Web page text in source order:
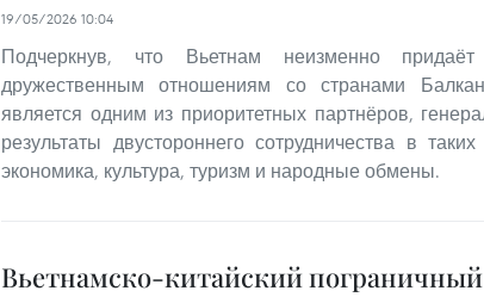
19/05/2026 10:04
Подчеркнув, что Вьетнам неизменно
дружественным отношениям со странами
является одним из приоритетных партнёров,
результаты двустороннего сотрудничества в
экономика, культура, туризм и народные обмены.
Вьетнамско-китайский